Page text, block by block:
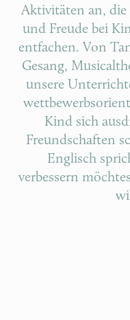
Aktivitäten an, die
und Freude bei
entfachen. Von
Gesang,
unsere
Kind sich
Freundschaften
Englisch
verbessern